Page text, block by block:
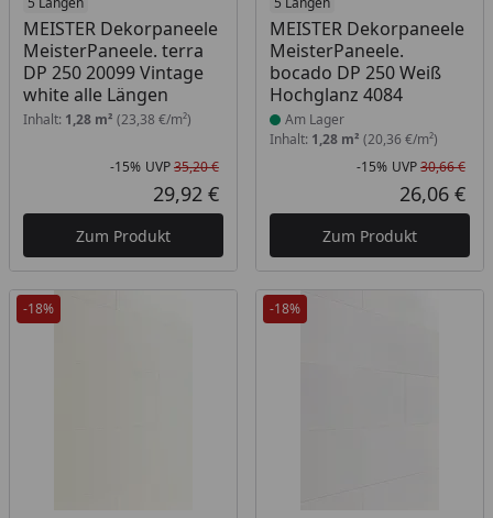
MEISTER Dekorpaneele
MeisterPaneele. terra
DP 250 20099 Vintage
white alle Längen
Inhalt: 1,28 m² (23,38 €/m²)
Rabatt in Prozent
-15%
Ursprünglicher Preis
UVP35,20 €
Aktueller Preis
29,92 €
Zum Produkt
MEISTER Dekorpaneele
MeisterPaneele.
bocado DP 250 Weiß
Hochglanz 4084
Produkt am Lager
Am Lager
Inhalt: 1,28 m² (20,36 €/m²)
-15% UVP30,66 €
26,06 €
Zum Produkt
-18% -18%